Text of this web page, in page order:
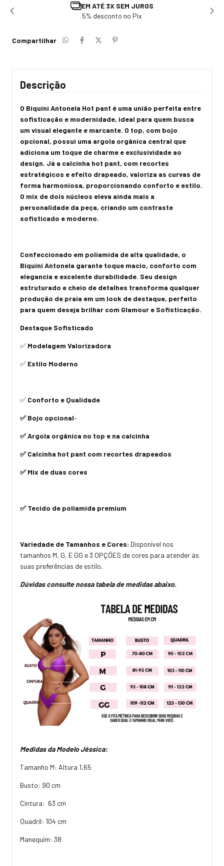
TROCA E DEVOLUÇÃO
Solicite em até 7 dias após recebimento
Compartilhar
Descrição
O Biquíni Antonela Hot pant é uma união perfeita entre
sofisticação e modernidade, ideal para quem busca
um visual elegante e marcante. O top, com bojo
opcional, possui uma argola orgânica central que
adiciona um toque de charme e exclusividade ao
design. Já a calcinha hot pant, com recortes
estratégicos e efeito drapeado, valoriza as curvas de
forma harmoniosa, proporcionando conforto e estilo.
O mix de dois núcleos eleva ainda mais a
personalidade da peça, criando um contraste
sofisticado e moderno.
Confeccionado em poliamida de alta qualidade, o
Biquíni Antonela garante toque macio, conforto com
elegancia e excelente durabilidade. Seu design
estruturado e cheio de detalhes transforma qualquer
produção de praia em um look de destaque, perfeito
para quem deseja brilhar com Glamour e Sofisticação.
Destaque Sofisticado
✅ Modelagem Valorizadora
✅ Estilo Moderno
✅ Conforto e Qualidade
✅ Bojo opcional–
✅ Argola orgânica no top e na calcinha
✅ Calcinha hot pant com recortes drapeados
✅ Mix de duas cores
✅ Tecido de poliamida premium
Variedade de Tamanhos e Cores: Disponível nos
tamanhos M, G, E GG e 3 OPÇÕES de cores para atender às
suas preferências de estilo.
Dúvidas consulte nossa tabela de medidas abaixo.
Medidas da Modelo Jéssica:
Tamanho M: Altura 1,65
Busto: 90 cm
Cintura: 63 cm
Quadril: 104 cm
Manequim: 38